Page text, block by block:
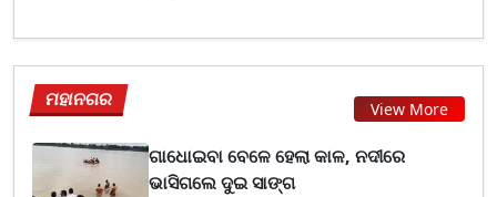
ମହାନଗର View More
ଗାଧୋଇବା ବେଳେ ହେଲା କାଳ, ନଦୀରେ
ଭାସିଗଲେ ଦୁଇ ସାଙ୍ଗ